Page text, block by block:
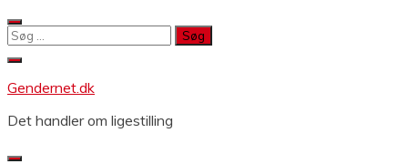
Skip
to
Søg
Gendernet.dk
Det handler om ligestilling